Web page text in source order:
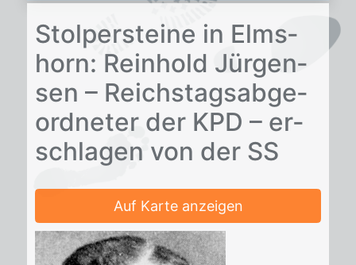
Stol­per­stei­ne in Elms­
horn: Rein­hold Jür­gen­
sen – Reichs­tags­ab­ge­
ord­ne­ter der KPD – er­
schla­gen von der SS
Auf Karte anzeigen